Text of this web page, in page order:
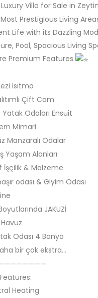
Villa for Sale in
Most Prestigious Living
Life with its Dazzling
Pool, Spacious Living
Premium Features
Isıtma
Çift Cam
Odaları Ensuit
Mimari
Manzaralı Odalar
Yaşam Alanları
İşçilik & Malzeme
odası & Giyim Odası
JAKUZİ
Odası 4 Banyo
bir çok ekstra…
Heating